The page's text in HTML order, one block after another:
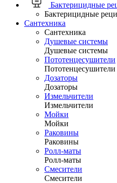
Бактерицидные
Бактерицидные
Сантехника
Сантехника
Душевые системы
Душевые системы
Пототенцесушители
Пототенцесушители
Дозаторы
Дозаторы
Измельчители
Измельчители
Мойки
Мойки
Раковины
Раковины
Ролл-маты
Ролл-маты
Смесители
Смесители